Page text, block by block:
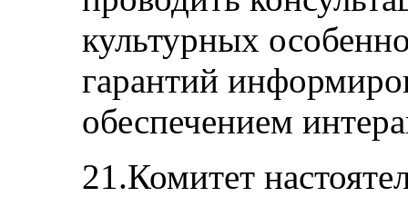
культурных
гарантий
обеспечением
21.Комитет